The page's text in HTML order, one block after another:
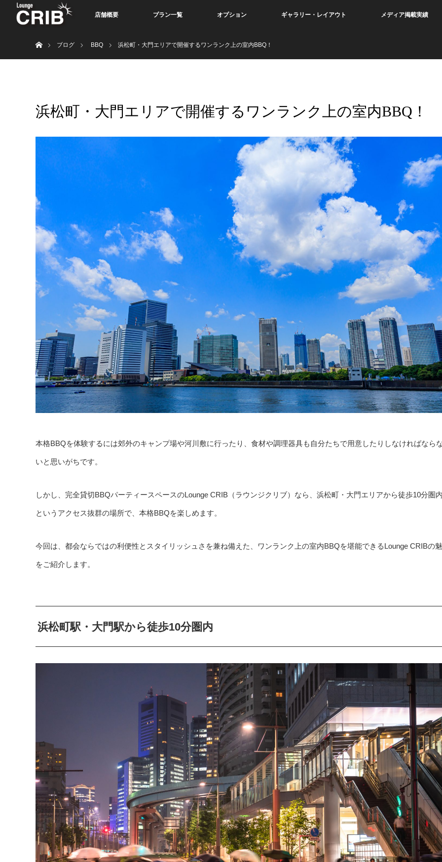
店舗概要 プラン一覧 オプション ギャラリー・レイアウト メディア掲載実績
ブログ
BBQ 浜松町・大門エリアで開催するワンランク上の室内BBQ！
浜松町・大門エリアで開催するワンランク上の室内BBQ！
本格BBQを体験するには郊外のキャンプ場や河川敷に行ったり、食材や調理器具も自分たちで用意したりしなければなら
いと思いがちです。
しかし、完全貸切BBQパーティースペースのLounge CRIB（ラウンジクリブ）なら、浜松町・大門エリアから徒歩10分圏
というアクセス抜群の場所で、本格BBQを楽しめます。
今回は、都会ならではの利便性とスタイリッシュさを兼ね備えた、ワンランク上の室内BBQを堪能できるLounge CRIBの
をご紹介します。
浜松町駅・大門駅から徒歩10分圏内